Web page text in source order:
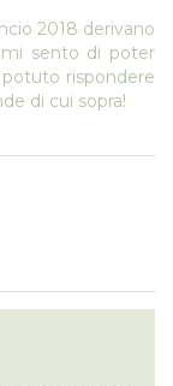
2018 derivano
mi sento di poter
rispondere
di cui sopra!